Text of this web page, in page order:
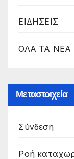
ΕΙΔΗΣΕΙΣ
ΟΛΑ ΤΑ
Μεταστοιχεία
Σύνδεση
Ροή